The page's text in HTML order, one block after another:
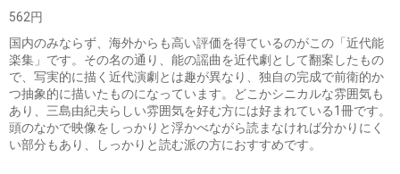
562円
国内のみならず、海外からも高い評価を得ているのがこの「近代能
楽集」です。その名の通り、能の謡曲を近代劇として翻案したもの
で、写実的に描く近代演劇とは趣が異なり、独自の完成で前衛的か
つ抽象的に描いたものになっています。どこかシニカルな雰囲気も
あり、三島由紀夫らしい雰囲気を好む方には好まれている1冊です。
頭のなかで映像をしっかりと浮かべながら読まなければ分かりにく
い部分もあり、しっかりと読む派の方におすすめです。